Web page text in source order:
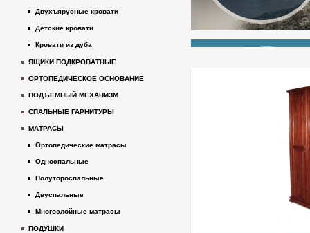
Двухъярусные кровати
Детские кровати
Кровати из дуба
ЯЩИКИ ПОДКРОВАТНЫЕ
ОРТОПЕДИЧЕСКОЕ ОСНОВАНИЕ
ПОДЪЕМНЫЙ МЕХАНИЗМ
СПАЛЬНЫЕ ГАРНИТУРЫ
МАТРАСЫ
Ортопедические матрасы
Односпальные
Полутороспальные
Двуспальные
Многослойные матрасы
ПОДУШКИ